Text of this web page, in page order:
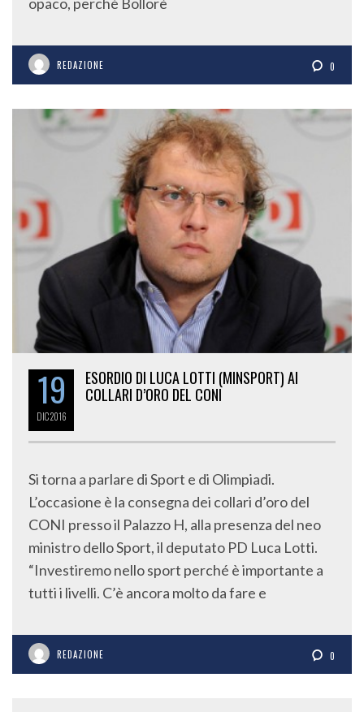
REDAZIONE 0
19
DIC2016
ESORDIO DI LUCA LOTTI (MINSPORT) AI
COLLARI D’ORO DEL CONI
Si torna a parlare di Sport e di Olimpiadi.
L’occasione è la consegna dei collari d’oro del
CONI presso il Palazzo H, alla presenza del neo
ministro dello Sport, il deputato PD Luca Lotti.
“Investiremo nello sport perché è importante a
tutti i livelli. C’è ancora molto da fare e
REDAZIONE 0